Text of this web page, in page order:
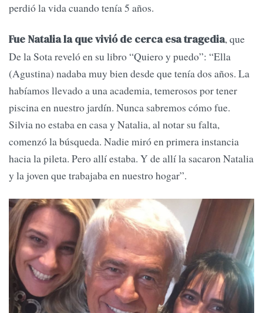
perdió la vida cuando tenía 5 años.
Fue Natalia la que vivió de cerca esa tragedia, que
De la Sota reveló en su libro “Quiero y puedo”: “Ella
(Agustina) nadaba muy bien desde que tenía dos años. La
habíamos llevado a una academia, temerosos por tener
piscina en nuestro jardín. Nunca sabremos cómo fue.
Silvia no estaba en casa y Natalia, al notar su falta,
comenzó la búsqueda. Nadie miró en primera instancia
hacia la pileta. Pero allí estaba. Y de allí la sacaron Natalia
y la joven que trabajaba en nuestro hogar”.